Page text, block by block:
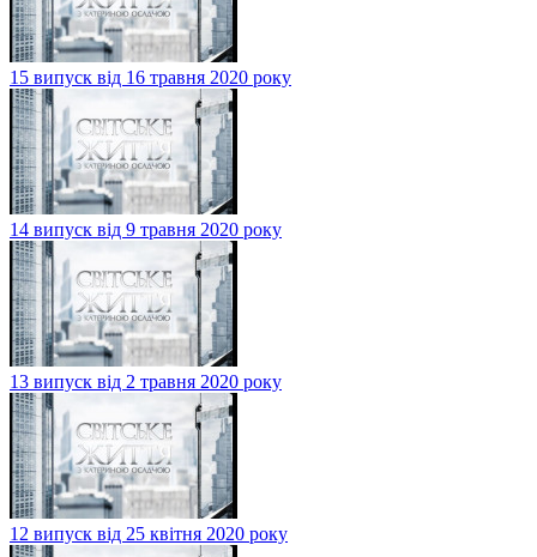
15 випуск від 16 травня 2020 року
14 випуск від 9 травня 2020 року
13 випуск від 2 травня 2020 року
12 випуск від 25 квітня 2020 року